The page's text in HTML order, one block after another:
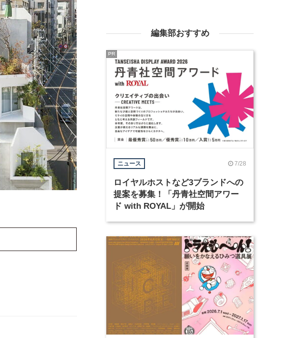
編集部おすすめ
ニュース 7/28
ロイヤルホストなど3ブランドへの
提案を募集！「丹青社空間アワー
ド with ROYAL」が開始
PR